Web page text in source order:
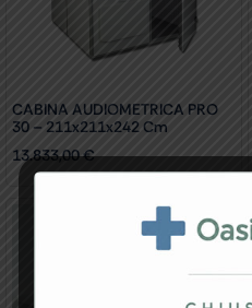
CABINA AUDIOMETRICA PRO
30 – 211x211x242 Cm
13.833,00€